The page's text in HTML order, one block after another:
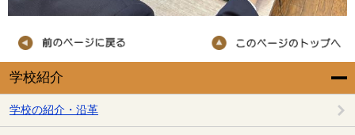
学校紹介
学校の紹介・沿革